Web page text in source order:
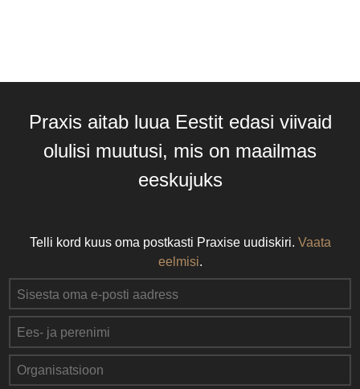
Praxis aitab luua Eestit edasi viivaid
olulisi muutusi, mis on maailmas
eeskujuks
Telli kord kuus oma postkasti Praxise uudiskiri. Vaata
eelmisi.